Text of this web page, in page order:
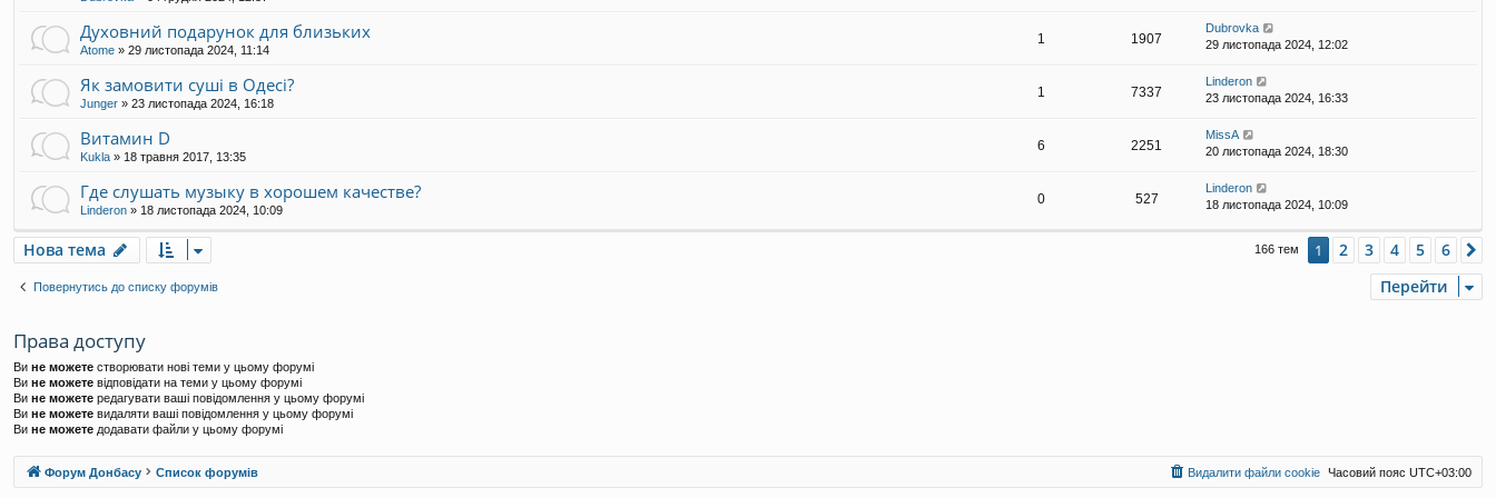
Духовний подарунок для близьких
Atome » 29 листопада 2024, 11:14
1 1907
Dubrovka
29 листопада 2024, 12:02
Як замовити суші в Одесі?
Junger » 23 листопада 2024, 16:18
1 7337
Linderon
23 листопада 2024, 16:33
Витамин D
Kukla » 18 травня 2017, 13:35
6 2251
MissA
20 листопада 2024, 18:30
Где слушать музыку в хорошем качестве?
Linderon » 18 листопада 2024, 10:09
0 527
Linderon
18 листопада 2024, 10:09
Нова тема 166 тем 1 2 3 4 5 6
Повернутись до списку форумів Перейти
Права доступу
Ви не можете створювати нові теми у цьому форумі
Ви не можете відповідати на теми у цьому форумі
Ви не можете редагувати ваші повідомлення у цьому форумі
Ви не можете видаляти ваші повідомлення у цьому форумі
Ви не можете додавати файли у цьому форумі
Форум Донбасу Список форумів Часовий пояс UTC+03:00
Видалити файли cookie